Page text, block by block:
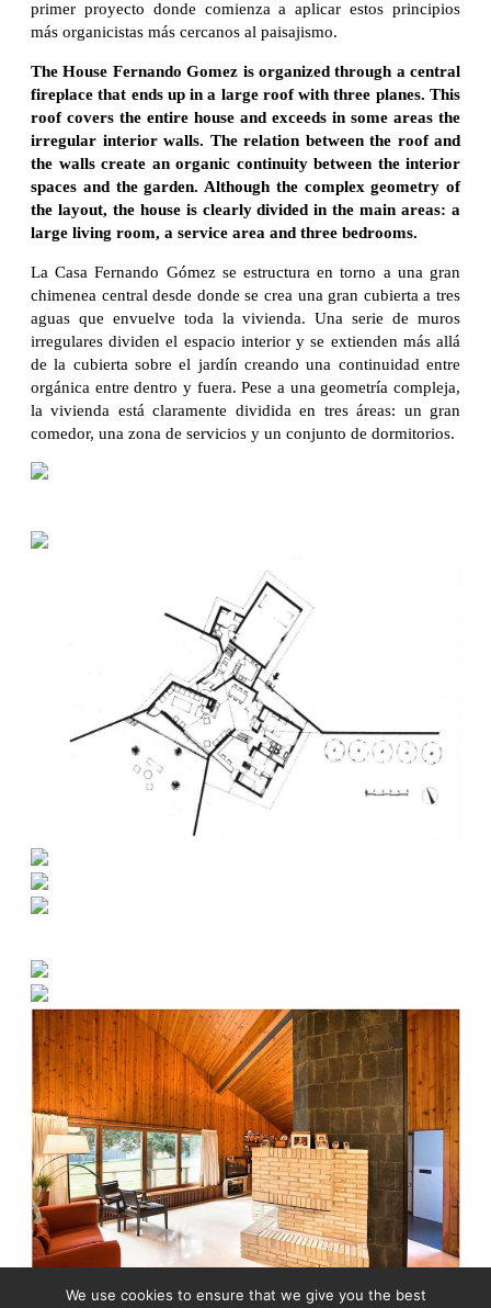
primer proyecto donde comienza a aplicar estos principios
más organicistas más cercanos al paisajismo.
The House Fernando Gomez is organized through a central
fireplace that ends up in a large roof with three planes. This
roof covers the entire house and exceeds in some areas the
irregular interior walls. The relation between the roof and
the walls create an organic continuity between the interior
spaces and the garden. Although the complex geometry of
the layout, the house is clearly divided in the main areas: a
large living room, a service area and three bedrooms.
La Casa Fernando Gómez se estructura en torno a una gran
chimenea central desde donde se crea una gran cubierta a tres
aguas que envuelve toda la vivienda. Una serie de muros
irregulares dividen el espacio interior y se extienden más allá
de la cubierta sobre el jardín creando una continuidad entre
orgánica entre dentro y fuera. Pese a una geometría compleja,
la vivienda está claramente dividida en tres áreas: un gran
comedor, una zona de servicios y un conjunto de dormitorios.
We use cookies to ensure that we give you the best